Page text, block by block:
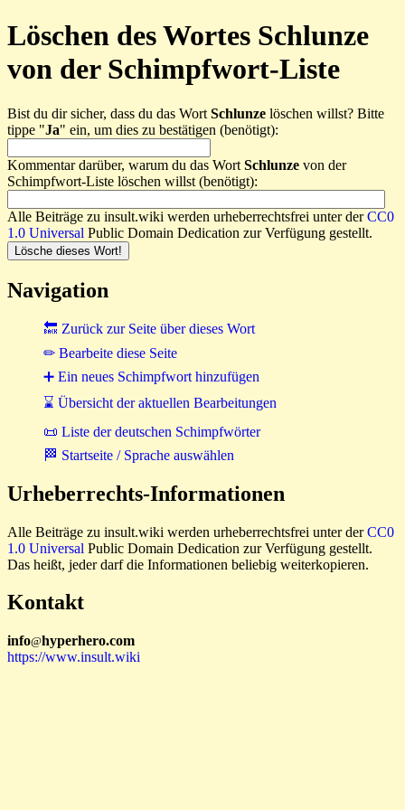
Löschen des Wortes Schlunze
von der Schimpfwort-Liste
Bist du dir sicher, dass du das Wort Schlunze löschen willst? Bitte
tippe "Ja" ein, um dies zu bestätigen (benötigt):
Kommentar darüber, warum du das Wort Schlunze von der
Schimpfwort-Liste löschen willst (benötigt):
Alle Beiträge zu insult.wiki werden urheberrechtsfrei unter derCC0
1.0 Universal Public Domain Dedication zur Verfügung gestellt.
Navigation
🔙 Zurück zur Seite über dieses Wort
✏ Bearbeite diese Seite
➕ Ein neues Schimpfwort hinzufügen
⌛ Übersicht der aktuellen Bearbeitungen
📜 Liste der deutschen Schimpfwörter
🏁 Startseite / Sprache auswählen
Urheberrechts-Informationen
Alle Beiträge zu insult.wiki werden urheberrechtsfrei unter derCC0
1.0 Universal Public Domain Dedication zur Verfügung gestellt.
Das heißt, jeder darf die Informationen beliebig weiterkopieren.
Kontakt
info@hyperhero.com
https://www.insult.wiki